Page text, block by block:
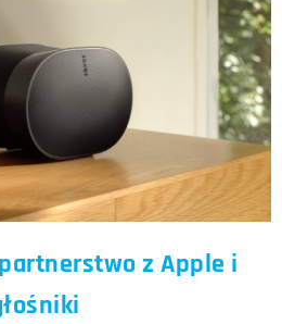
z Apple i